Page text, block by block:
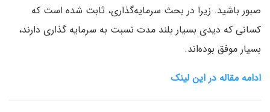
صبور باشید. زیرا در بحث سرمایه‌گذاری، ثابت شده است که
کسانی که دیدی بسیار بلند مدت نسبت به سرمایه گذاری دارند،
بسیار موفق بوده‌اند.
ادامه مقاله در این لینک